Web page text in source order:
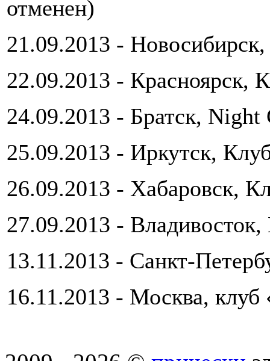
отменен)
21.09.2013 -
22.09.2013 - Красноярск,
24.09.2013 - Братск,
25.09.2013 - Иркутск,
26.09.2013 - Хабаровск,
27.09.2013 -
13.11.2013 - Санкт-
16.11.2013 - Москва, клуб